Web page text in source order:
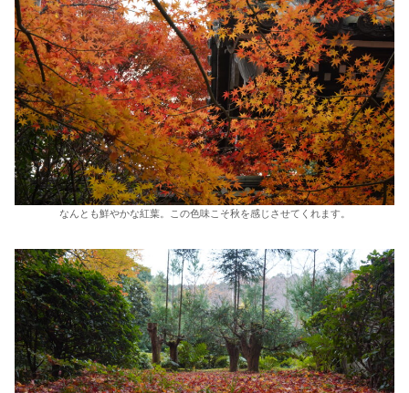
なんとも鮮やかな紅葉。この色味こそ秋を感じさせてくれます。